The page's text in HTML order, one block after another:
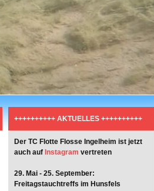
++++++++++ AKTUELLES ++++++++++
Der TC Flotte Flosse Ingelheim ist jetzt
auch auf Instagram vertreten
29. Mai - 25. September:
Freitagstauchtreffs im Hunsfels